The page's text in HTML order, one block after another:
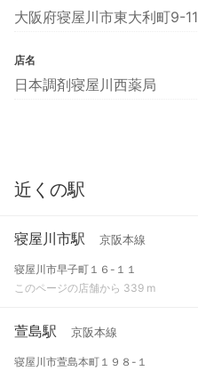
大阪府寝屋川市東大利町9-11
店名
日本調剤寝屋川西薬局
近くの駅
寝屋川市駅 京阪本線
寝屋川市早子町１６-１１
このページの店舗から 339 m
萱島駅 京阪本線
寝屋川市萱島本町１９８-１